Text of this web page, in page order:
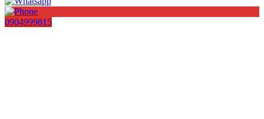
0904999815